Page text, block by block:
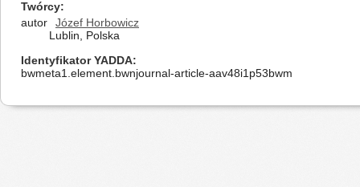
Twórcy
autor
Józef Horbowicz
Lublin, Polska
Identyfikator YADDA
bwmeta1.element.bwnjournal-article-aav48i1p53bwm